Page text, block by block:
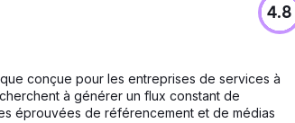
4.8
conçue pour les entreprises de services à
à générer un flux constant de
éprouvées de référencement et de médias